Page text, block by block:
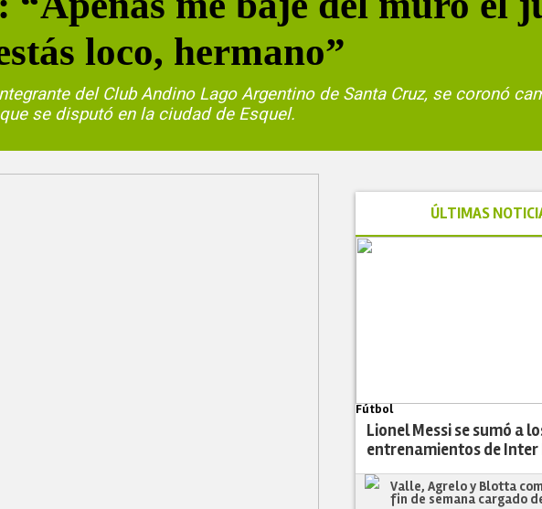
loco, hermano”
del Club Andino Lago Argentino de Santa Cruz, se coronó
se disputó en la ciudad de Esquel.
ÚLTIMAS
Fútbol
Lionel Messi se sumó a
entrenamientos de Inter
Valle, Agrelo y Blotta
fin de semana cargado